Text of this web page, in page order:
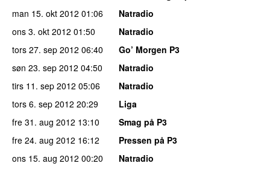
man 15. okt 2012 01:06
Natradio
ons 3. okt 2012 01:50
Natradio
tors 27. sep 2012 06:40
Go’ Morgen P3
søn 23. sep 2012 04:50
Natradio
tirs 11. sep 2012 05:06
Natradio
tors 6. sep 2012 20:29
Liga
fre 31. aug 2012 13:10
Smag på P3
fre 24. aug 2012 16:12
Pressen på P3
ons 15. aug 2012 00:20
Natradio